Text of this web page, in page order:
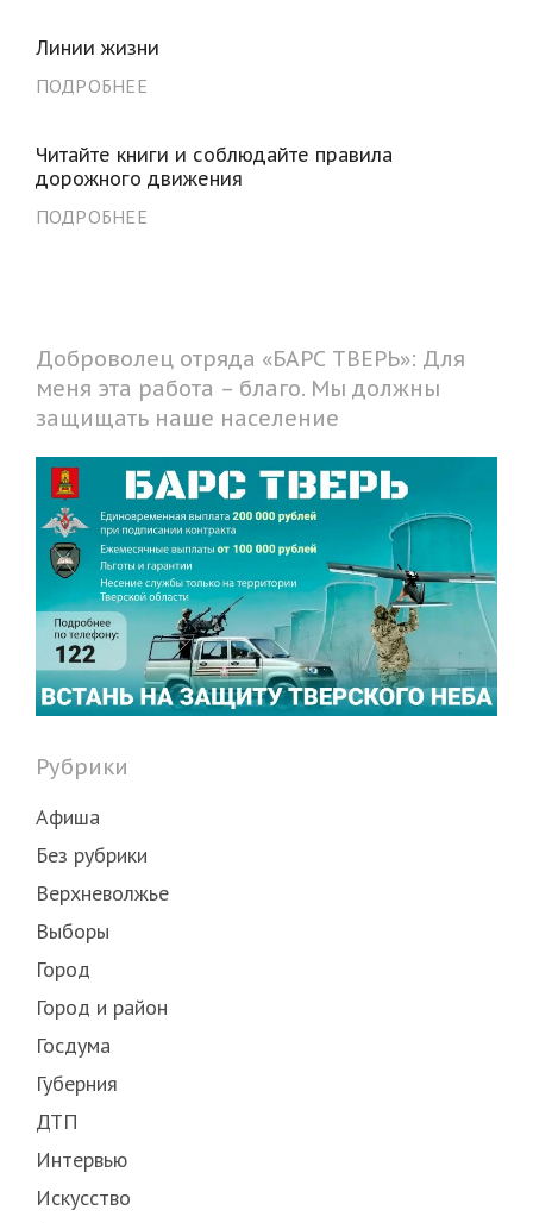
Линии жизни
ПОДРОБНЕЕ
Читайте книги и соблюдайте правила
дорожного движения
ПОДРОБНЕЕ
Доброволец отряда «БАРС ТВЕРЬ»: Для
меня эта работа – благо. Мы должны
защищать наше население
Рубрики
Афиша
Без рубрики
Верхневолжье
Выборы
Город
Город и район
Госдума
Губерния
ДТП
Интервью
Искусство